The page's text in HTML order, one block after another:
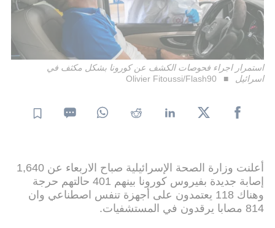
استمرار اجراء فحوصات الكشف عن كورونا بشكل مكثف في
اسرائيل
Olivier Fitoussi/Flash90
أعلنت وزارة الصحة الإسرائيلية صباح الاربعاء عن 1,640
إصابة جديدة بفيروس كورونا بينهم 401 حالتهم حرجة
وهناك 118 يعتمدون على أجهزة تنفس اصطناعي وان
814 مصابا يرقدون في المستشفيات.